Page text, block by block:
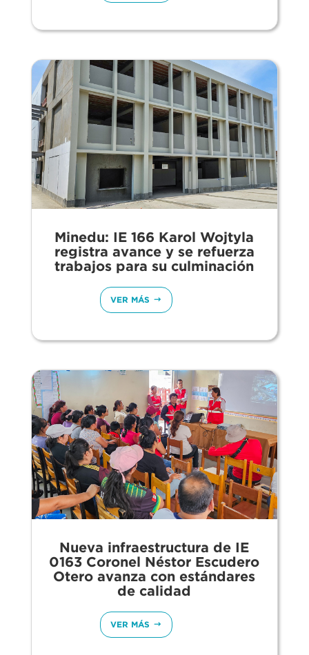
Minedu: IE 166 Karol Wojtyla
registra avance y se refuerza
trabajos para su culminación
VER MÁS
Nueva infraestructura de IE
0163 Coronel Néstor Escudero
Otero avanza con estándares
de calidad
VER MÁS